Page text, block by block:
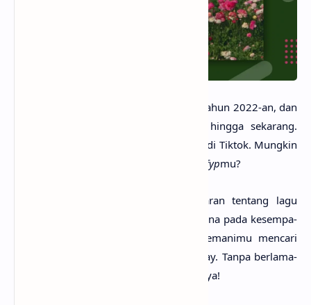
- Lagu ini diri­lis pada tahun 2022-an, dan
kepopuleran­nya masih cukup terja­ga hing­ga seka­rang.
Belaka­ngan ini, lagu Yours sem­pat viral di Tik­tok. Mung­kin
fypmu?
Mung­kin kamu sudah sangat penasa­ran ten­tang lagu
Yours arti­nya apa? Tak perlu galau, kare­na pada kesempa­
akan menemani­mu menca­ri
tahu mak­sud lagu Yours dari Conan Gray. Tanpa berla­ma-
lama lagi, mari kita mulai pembahasan­nya!